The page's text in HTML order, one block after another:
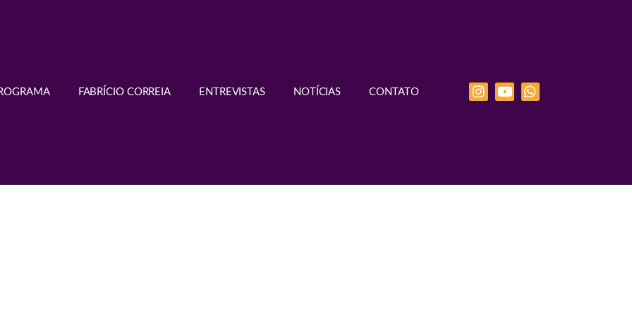
FABRÍCIO CORREIA ENTREVISTAS NOTÍCIAS CONTATO